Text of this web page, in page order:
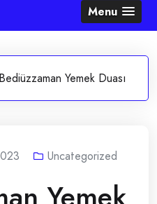
Menu
Bediüzzaman Yemek Duası
Uncategorized